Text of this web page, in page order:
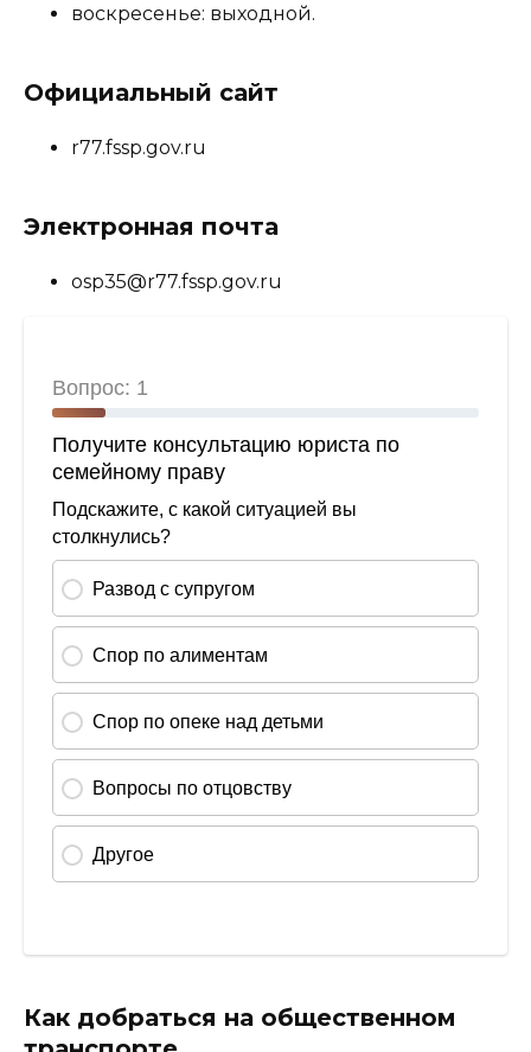
воскресенье: выходной.
Официальный сайт
r77.fssp.gov.ru
Электронная почта
osp35@r77.fssp.gov.ru
Как добраться на общественном